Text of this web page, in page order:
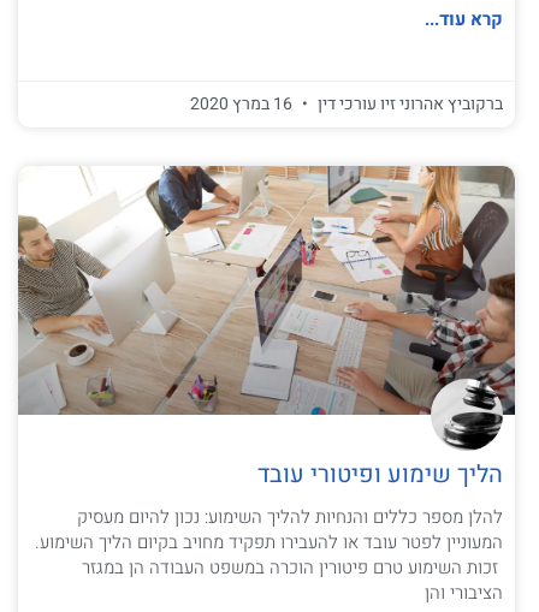
קרא עוד...
ברקוביץ אהרוני זיו עורכי דין
הליך שימוע ופיטורי עובד
להלן מספר כללים והנחיות להליך השימוע: נכון להיום מעסיק
המעוניין לפטר עובד או להעבירו תפקיד מחויב בקיום הליך השימוע.
זכות השימוע טרם פיטורין הוכרה במשפט העבודה הן במגזר
הציבורי והן